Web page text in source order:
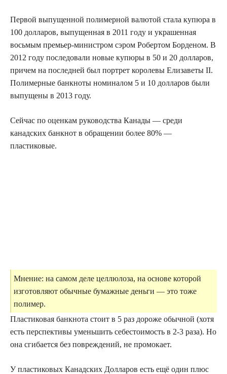
Первой выпущенной полимерной валютой стала купюра в
100 долларов, выпущенная в 2011 году и украшенная
восьмым премьер-министром сэром Робертом Борденом. В
2012 году последовали новые купюры в 50 и 20 долларов,
причем на последней был портрет ​​королевы Елизаветы II.
Полимерные банкноты номиналом 5 и 10 долларов были
выпущены в 2013 году.
Сейчас по оценкам руководства Канады — среди
канадских банкнот в обращении более 80% —
пластиковые.
Мнение: на самом деле целлюлоза, на основе которой
изготовляют обычные бумажные деньги — это тоже
полимер.
Пластиковая банкнота стоит в 5 раз дороже обычной (хотя
есть перспективы уменьшить себестоимость в 2-3 раза). Но
она сгибается без повреждений, не промокает.
У пластиковых Канадских Долларов есть ещё один плюс